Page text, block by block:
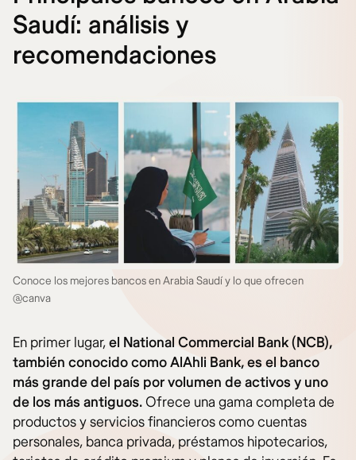
Saudí: análisis y
recomendaciones
Conoce los mejores bancos en Arabia Saudí y lo que ofrecen
@canva
En primer lugar,el National Commercial Bank (NCB),
también conocido como AlAhli Bank, es el banco
más grande del país por volumen de activos y uno
de los más antiguos.Ofrece una gama completa de
productos y servicios financieros como cuentas
personales, banca privada, préstamos hipotecarios,